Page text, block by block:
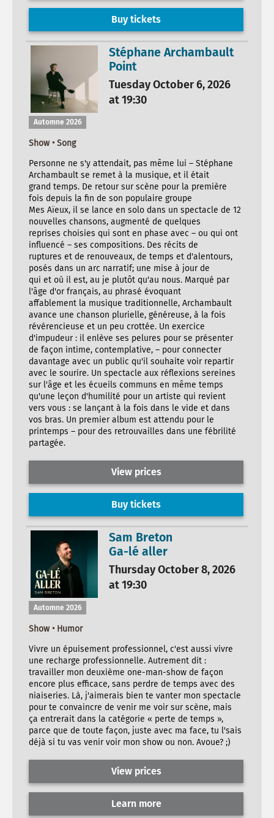
Buy tickets
Stéphane Archambault
Point
Tuesday October 6, 2026
at 19:30
Automne 2026
Show • Song
Personne ne s'y attendait, pas même lui – Stéphane
Archambault se remet à la musique, et il était
grand temps. De retour sur scène pour la première
fois depuis la fin de son populaire groupe
Mes Aïeux, il se lance en solo dans un spectacle de 12
nouvelles chansons, augmenté de quelques
reprises choisies qui sont en phase avec – ou qui ont
influencé – ses compositions. Des récits de
ruptures et de renouveaux, de temps et d'alentours,
posés dans un arc narratif; une mise à jour de
qui et où il est, au je plutôt qu'au nous. Marqué par
l'âge d'or français, au phrasé évoquant
affablement la musique traditionnelle, Archambault
avance une chanson plurielle, généreuse, à la fois
révérencieuse et un peu crottée. Un exercice
d'impudeur : il enlève ses pelures pour se présenter
de façon intime, contemplative, – pour connecter
davantage avec un public qu'il souhaite voir repartir
avec le sourire. Un spectacle aux réflexions sereines
sur l'âge et les écueils communs en même temps
qu'une leçon d'humilité pour un artiste qui revient
vers vous : se lançant à la fois dans le vide et dans
vos bras. Un premier album est attendu pour le
printemps – pour des retrouvailles dans une fébrilité
partagée.
View prices
Buy tickets
Sam Breton
Ga-lé aller
Thursday October 8, 2026
at 19:30
Automne 2026
Show • Humor
Vivre un épuisement professionnel, c'est aussi vivre
une recharge professionnelle. Autrement dit :
travailler mon deuxième one-man-show de façon
encore plus efficace, sans perdre de temps avec des
niaiseries. Là, j'aimerais bien te vanter mon spectacle
pour te convaincre de venir me voir sur scène, mais
ça entrerait dans la catégorie « perte de temps »,
parce que de toute façon, juste avec ma face, tu l'sais
déjà si tu vas venir voir mon show ou non. Avoue? ;)
View prices
Learn more